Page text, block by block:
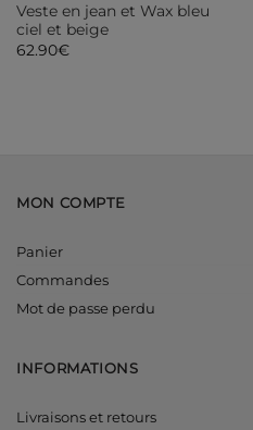
Veste en jean et Wax bleu
ciel et beige
62.90€
MON COMPTE
Panier
Commandes
Mot de passe perdu
INFORMATIONS
Livraisons et retours